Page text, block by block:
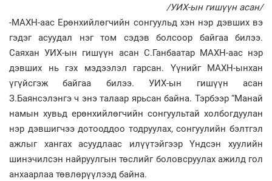
/УИХ-ын гишүүн асан/
-МАХН-аас Ерөнхийлөгчийн сонгуульд хэн нэр дэвших вэ
гэдэг асуудал нэг том сэдэв болсоор байгаа билээ.
Саяхан УИХ-ын гишүүн асан С.Ганбаатар МАХН-аас нэр
дэвших нь гэх мэдээлэл гарсан. Үүнийг МАХН-ынхан
үгүйсгэж байгаа билээ. УИХ-ын гишүүн асан
З.Баянсэлэнгэ ч энэ талаар ярьсан байна. Тэрбээр “Манай
намын хувьд ерөнхийлөгчийн сонгуультай холбогдуулан
нэр дэвшигчээ дотооддоо тодруулах, сонгуулийн бэлтгэл
ажлыг хангах асуудлаас илүүтэйгээр Үндсэн хуулийн
шинэчилсэн найруулгын төслийг боловсруулах ажилд гол
анхаарлаа төвлөрүүлээд байна.